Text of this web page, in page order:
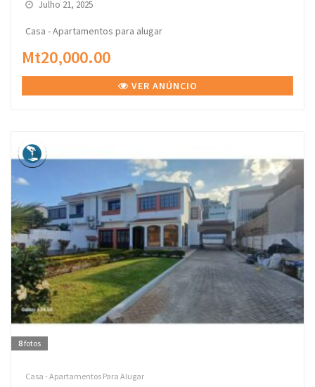
Julho 21, 2025
Casa - Apartamentos para alugar
Mt20,000.00
VER ANÚNCIO
8fotos
Casa - Apartamentos Para Alugar